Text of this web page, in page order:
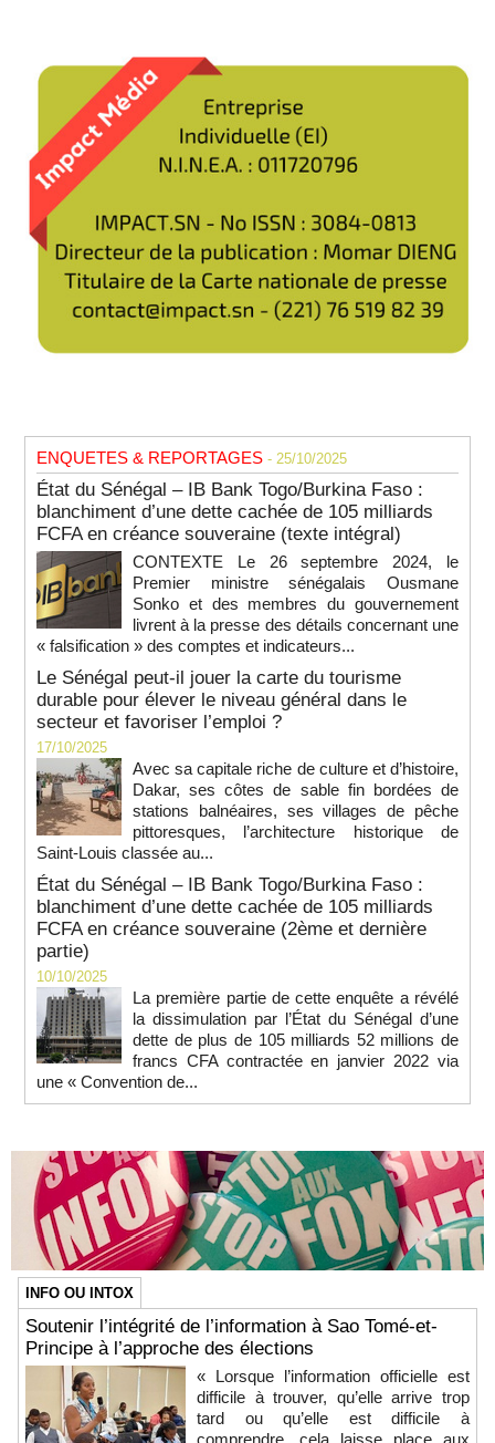
ENQUETES & REPORTAGES - 25/10/2025
État du Sénégal – IB Bank Togo/Burkina Faso :
blanchiment d’une dette cachée de 105 milliards
FCFA en créance souveraine (texte intégral)
CONTEXTE Le 26 septembre 2024, le
Premier ministre sénégalais Ousmane
Sonko et des membres du gouvernement
livrent à la presse des détails concernant une
« falsification » des comptes et indicateurs...
Le Sénégal peut-il jouer la carte du tourisme
durable pour élever le niveau général dans le
secteur et favoriser l’emploi ?
17/10/2025
Avec sa capitale riche de culture et d’histoire,
Dakar, ses côtes de sable fin bordées de
stations balnéaires, ses villages de pêche
pittoresques, l’architecture historique de
Saint-Louis classée au...
État du Sénégal – IB Bank Togo/Burkina Faso :
blanchiment d’une dette cachée de 105 milliards
FCFA en créance souveraine (2ème et dernière
partie)
10/10/2025
La première partie de cette enquête a révélé
la dissimulation par l’État du Sénégal d’une
dette de plus de 105 milliards 52 millions de
francs CFA contractée en janvier 2022 via
une « Convention de...
INFO OU INTOX
Soutenir l’intégrité de l’information à Sao Tomé-et-
Principe à l’approche des élections
« Lorsque l’information officielle est
difficile à trouver, qu’elle arrive trop
tard ou qu’elle est difficile à
comprendre, cela laisse place aux